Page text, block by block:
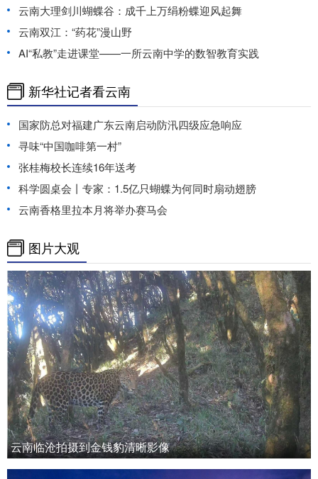
云南大理剑川蝴蝶谷：成千上万绢粉蝶迎风起舞
云南双江：“药花”漫山野
AI“私教”走进课堂——一所云南中学的数智教育实践
新华社记者看云南
国家防总对福建广东云南启动防汛四级应急响应
寻味“中国咖啡第一村”
张桂梅校长连续16年送考
科学圆桌会丨专家：1.5亿只蝴蝶为何同时扇动翅膀
云南香格里拉本月将举办赛马会
图片大观
云南临沧拍摄到金钱豹清晰影像